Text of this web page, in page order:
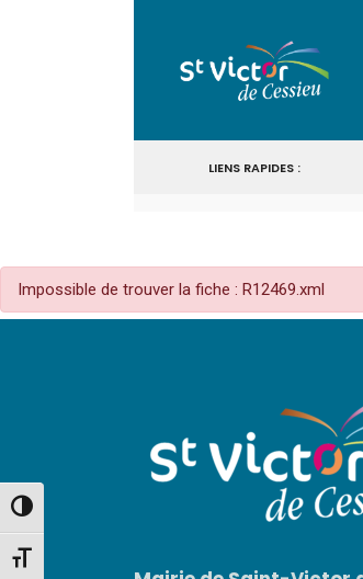
Passer en contraste élevé
Changer la taille de la police
content
LIENS RAPIDES :
Impossible de trouver la fiche : R12469.xml